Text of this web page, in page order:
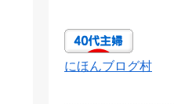
にほんブログ村